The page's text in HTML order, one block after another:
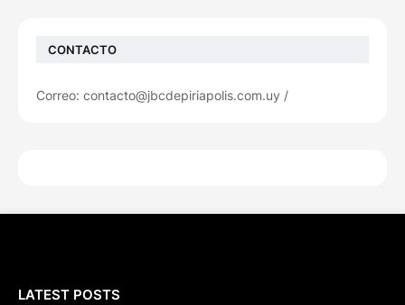
CONTACTO
Correo: contacto@jbcdepiriapolis.com.uy /
LATEST POSTS